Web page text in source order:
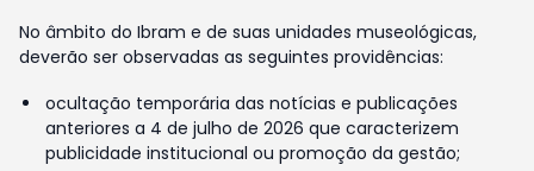
No âmbito do Ibram e de suas unidades museológicas,
deverão ser observadas as seguintes providências:
ocultação temporária das notícias e publicações
anteriores a 4 de julho de 2026 que caracterizem
publicidade institucional ou promoção da gestão;